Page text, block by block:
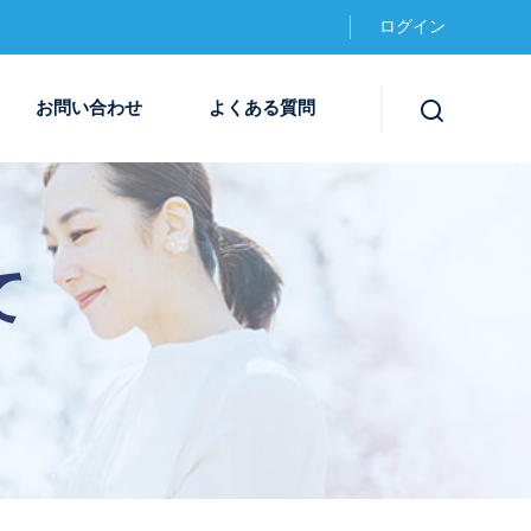
ログイン
お問い合わせ よくある質問